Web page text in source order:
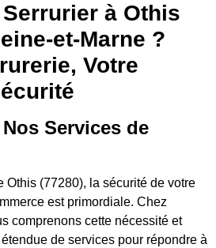
à Othis
et-Marne ?
Votre
Services de
(77280), la sécurité de votre
est primordiale. Chez
comprenons cette nécessité et
de services pour répondre à